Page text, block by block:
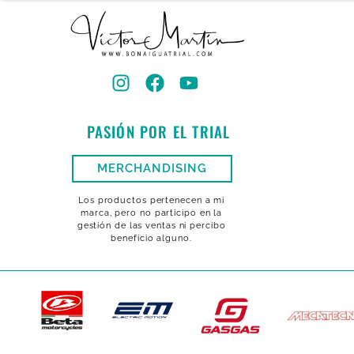
PASIÓN POR EL TRIAL
MERCHANDISING
Los productos pertenecen a mi
marca, pero no participo en la
gestión de las ventas ni percibo
beneficio alguno.